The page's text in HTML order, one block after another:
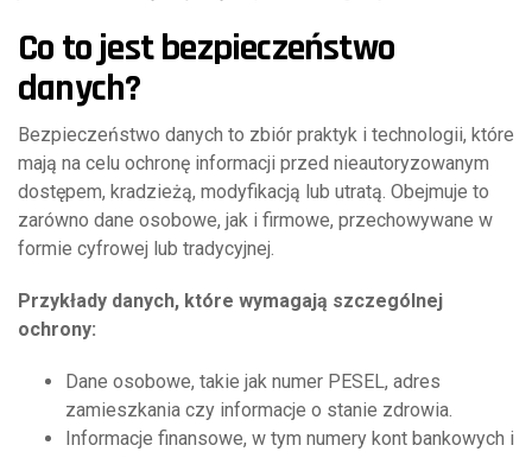
Co to jest bezpieczeństwo
danych?
Bezpieczeństwo danych to zbiór praktyk i technologii, które
mają na celu ochronę informacji przed nieautoryzowanym
dostępem, kradzieżą, modyfikacją lub utratą. Obejmuje to
zarówno dane osobowe, jak i firmowe, przechowywane w
formie cyfrowej lub tradycyjnej.
Przykłady danych, które wymagają szczególnej
ochrony:
Dane osobowe, takie jak numer PESEL, adres
zamieszkania czy informacje o stanie zdrowia.
Informacje finansowe, w tym numery kont bankowych i